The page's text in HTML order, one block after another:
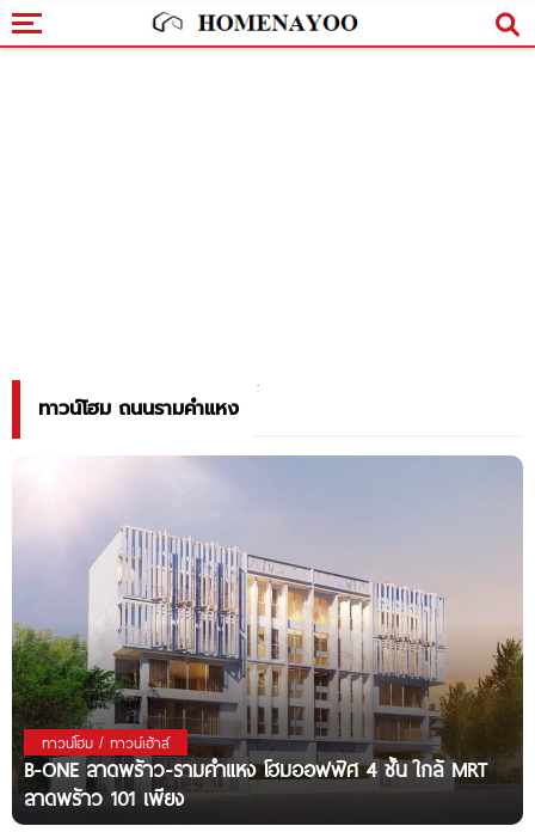
ทาวน์โฮม ถนนรามคำแหง
ทาวน์โฮม / ทาวน์เฮ้าส์
B-ONE ลาดพร้าว-รามคำแหง โฮมออฟฟิศ 4 ชั้น ใกล้ MRT
ลาดพร้าว 101 เพียง